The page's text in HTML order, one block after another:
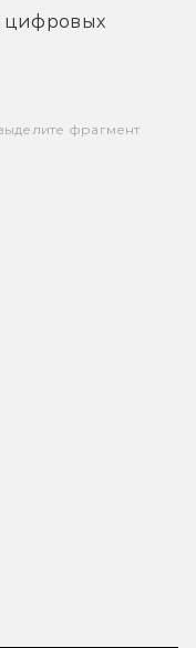
цифровых
фрагмент